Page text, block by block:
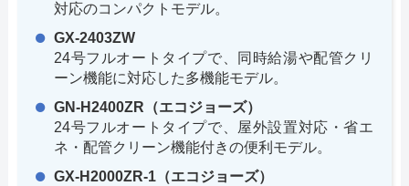
対応のコンパクトモデル。
GX-2403ZW
24号フルオートタイプで、同時給湯や配管クリ
ーン機能に対応した多機能モデル。
GN-H2400ZR（エコジョーズ）
24号フルオートタイプで、屋外設置対応・省エ
ネ・配管クリーン機能付きの便利モデル。
GX-H2000ZR-1（エコジョーズ）